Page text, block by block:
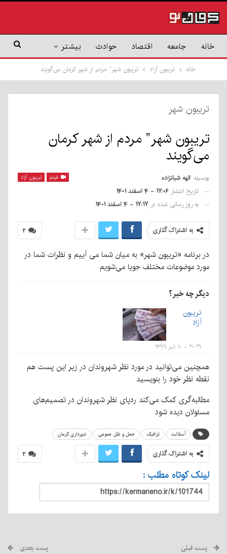
خانه جامعه اقتصاد حوادث بیشتر
خانه تریبون آزاد تریبون شهر” مردم از شهر کرمان می‌گویند
تریبون شهر
تریبون شهر” مردم از شهر کرمان
می‌گویند
فیلم تریبون آزاد بوسیله الهه شبانزاده
تاریخ انتشار ۱۷:۰۶ - ۴ اسفند ۱۴۰۱
به روز رسانی شده در ۱۷:۱۷ - ۴ اسفند ۱۴۰۱
۲ به اشتراک گذاری
در برنامه «تریبون شهر» به میان شما می آییم و نظرات شما در
مورد موضوعات مختلف جویا می‌شویم
دیگر چه خبر؟
تریبون
آزاد
۲۰:۲۹ - ۱۰ تیر ۱۳۹۹
همچنین می‌توانید در مورد نظر شهروندان در زیر این پست هم
نقطه نظر خود را بنویسید
مطالبه‌گری کمک می‌کند ردپای نظر شهروندان در تصمیم‌های
مسئولان دیده شود
آسفالت ترافیک حمل و نقل عمومی شهرداری کرمان
۲ به اشتراک گذاری
لینک کوتاه مطلب :
پست قبلی پست بعدی